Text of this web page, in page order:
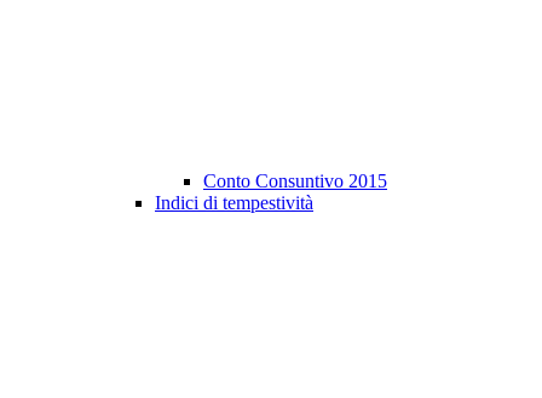
Conto Consuntivo 2015
Indici di tempestività